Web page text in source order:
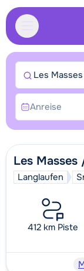
Les
Langlaufen
412 km Piste
Les
Anreise